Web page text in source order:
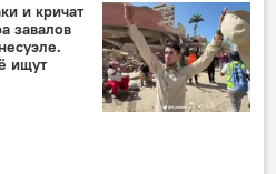
и кричат
завалов
ищут